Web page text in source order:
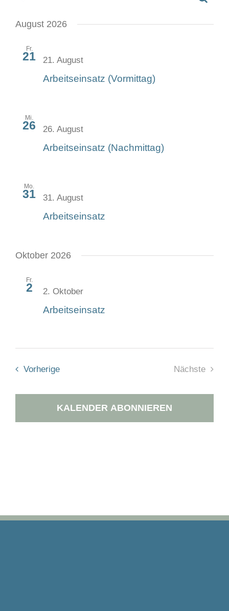
wählen.
August 2026
Fr.
21 21. August
Arbeitseinsatz (Vormittag)
Mi.
26 26. August
Arbeitseinsatz (Nachmittag)
Mo.
31 31. August
Arbeitseinsatz
Oktober 2026
Fr.
2 2. Oktober
Arbeitseinsatz
VorherigeVeranstaltungen
Nächste
KALENDER ABONNIEREN